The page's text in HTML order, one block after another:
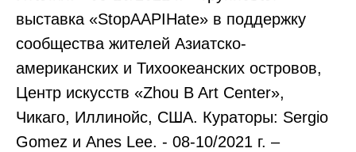
выставка «StopAAPIHate» в поддержку
сообщества жителей Азиатско-
американских и Тихоокеанских островов,
Центр искусств «Zhou B Art Center»,
Чикаго, Иллинойс, США. Кураторы: Sergio
Gomez и Anes Lee. - 08-10/2021 г. –